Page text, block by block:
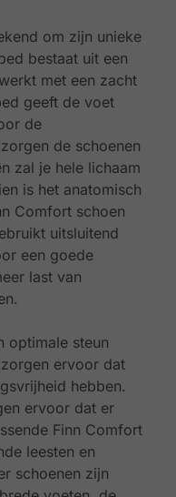
om zijn unieke
bestaat uit een
met een zacht
geeft de voet
de
de schoenen
zal je hele lichaam
is het anatomisch
Comfort schoen
uitsluitend
een goede
last van
optimale steun
ervoor dat
hebben.
ervoor dat er
Finn Comfort
leesten en
schoenen zijn